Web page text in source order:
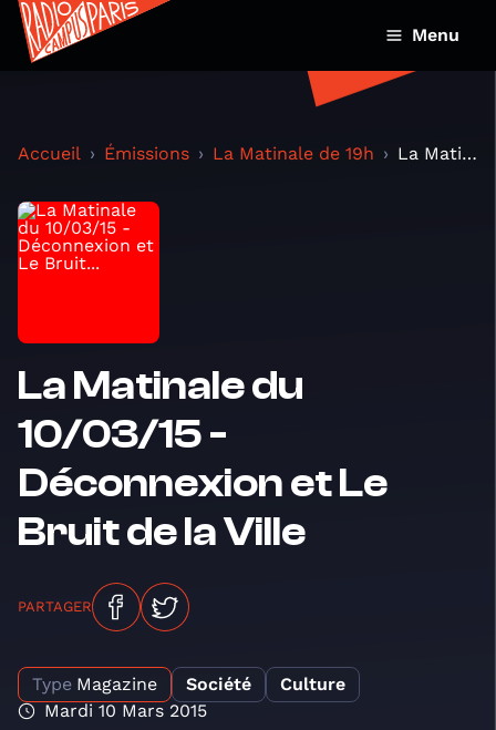
Menu
Accueil Émissions La Matinale de 19h La Matinale du 10/03/15 - Déconnexion et Le Bruit...
La Matinale du
10/03/15 -
Déconnexion et Le
Bruit de la Ville
PARTAGER
Type Magazine Société
Culture
Mardi 10 Mars 2015